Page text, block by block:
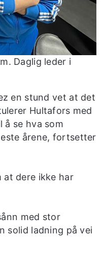
Daglig leder i
en stund vet at det
Hultafors med
å se hva som
årene, fortsetter
at dere ikke har
med stor
solid ladning på vei